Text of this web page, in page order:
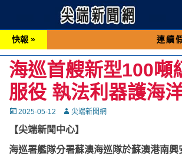
快報 » 連續假期民眾出遊
海巡首艘新型100噸
服役 執法利器護海
Posted
2025-05-12 Autor尖端新聞網
【尖端新聞中心】
海巡署艦隊分署蘇澳海巡隊於蘇澳港南興